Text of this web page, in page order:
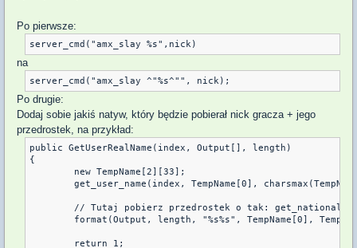
Po pierwsze:
na
Po drugie:
Dodaj sobie jakiś natyw, który będzie pobierał nick gracza + jego
przedrostek, na przykład:
public GetUserRealName(index, Output[], length)
{